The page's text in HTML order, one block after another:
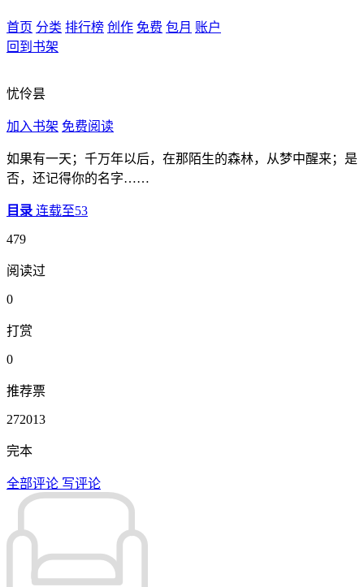
首页 分类 排行榜 创作 免费 包月 账户
回到书架
忧伶昙
加入书架 免费阅读
如果有一天；千万年以后，在那陌生的森林，从梦中醒来；是
否，还记得你的名字……
目录 连载至53
479
阅读过
0
打赏
0
推荐票
272013
完本
全部评论 写评论